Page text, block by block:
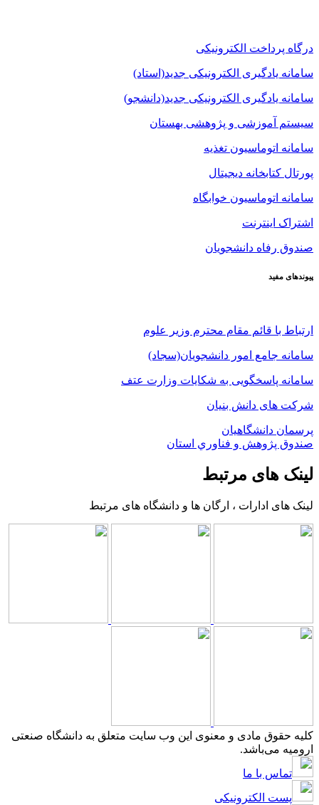
درگاه پرداخت الکترونیکی
سامانه یادگیری الکترونیکی جدید(استاد)
سامانه یادگیری الکترونیکی جدید(دانشجو)
سیستم آموزشی و پژوهشی بهستان
سامانه اتوماسیون تغذیه
پورتال کتابخانه دیجیتال
سامانه اتوماسیون خوابگاه
اشتراک اینترنت
صندوق رفاه دانشجویان
پیوندهای مفید
ارتباط با قائم مقام محترم وزیر علوم
سامانه جامع امور دانشجویان(سجاد)
سامانه پاسخگویی به شکایات وزارت عتف
شرکت های دانش بنیان
پرسمان دانشگاهیان
صندوق پژوهش و فناوري استان
لینک های مرتبط
لینک های ادارات ، ارگان ها و دانشگاه های مرتبط
کلیه حقوق مادی و معنوی این وب سایت متعلق به دانشگاه صنعتی
ارومیه می‌باشد.
تماس با ما
پست الکترونیکی